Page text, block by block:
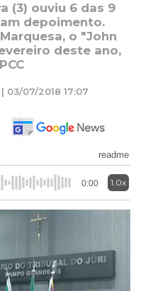
(3) ouviu 6 das 9
depoimento.
o "John
deste ano,
03/07/2018 17:07
readme
0:00 1.0x